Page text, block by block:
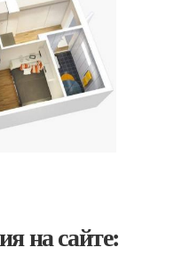
на сайте: